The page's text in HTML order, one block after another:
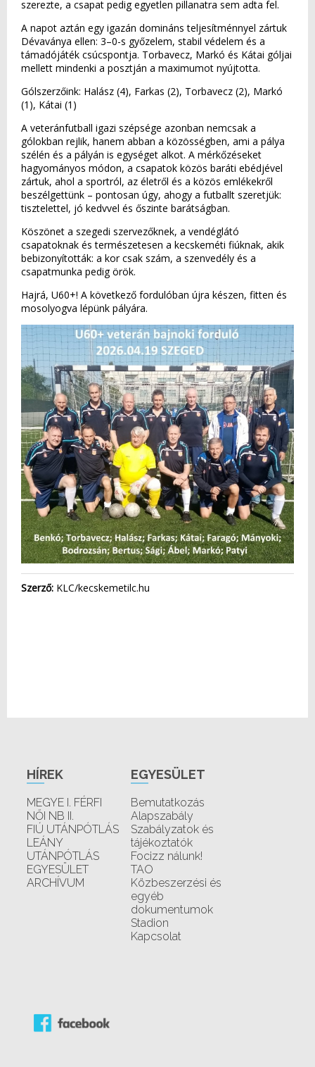
szerezte, a csapat pedig egyetlen pillanatra sem adta fel.
A napot aztán egy igazán domináns teljesítménnyel zártuk
Dévaványa ellen: 3–0-s győzelem, stabil védelem és a
támadójáték csúcspontja. Torbavecz, Markó és Kátai góljai
mellett mindenki a posztján a maximumot nyújtotta.
Gólszerzőink: Halász (4), Farkas (2), Torbavecz (2), Markó
(1), Kátai (1)
A veteránfutball igazi szépsége azonban nemcsak a
gólokban rejlik, hanem abban a közösségben, ami a pálya
szélén és a pályán is egységet alkot. A mérkőzéseket
hagyományos módon, a csapatok közös baráti ebédjével
zártuk, ahol a sportról, az életről és a közös emlékekről
beszélgettünk – pontosan úgy, ahogy a futballt szeretjük:
tisztelettel, jó kedvvel és őszinte barátságban.
Köszönet a szegedi szervezőknek, a vendéglátó
csapatoknak és természetesen a kecskeméti fiúknak, akik
bebizonyították: a kor csak szám, a szenvedély és a
csapatmunka pedig örök.
Hajrá, U60+! A következő fordulóban újra készen, fitten és
mosolyogva lépünk pályára.
Szerző: KLC/kecskemetilc.hu
HÍREK
MEGYE I. FÉRFI
NŐI NB II.
FIÚ UTÁNPÓTLÁS
LEÁNY
UTÁNPÓTLÁS
EGYESÜLET
ARCHÍVUM
EGYESÜLET
Bemutatkozás
Alapszabály
Szabályzatok és
tájékoztatók
Focizz nálunk!
TAO
Közbeszerzési és
egyéb
dokumentumok
Stadion
Kapcsolat